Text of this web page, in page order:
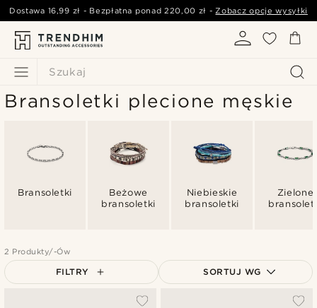
Szukaj
Dostawa 16,99 zł - Bezpłatna ponad220,00 zł -Zobacz opcje wysyłki
Bransoletki plecione męskie
Bransoletki
Beżowe
bransoletki
Niebieskie
bransoletki
Zielone
2 Produkty/-Ów
FILTRY SORTUJ WG